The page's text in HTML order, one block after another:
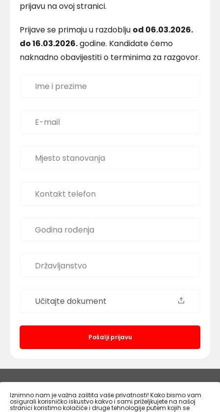
prijavu na ovoj stranici.
Prijave se primaju u razdoblju od 06.03.2026.
do 16.03.2026.godine. Kandidate ćemo
naknadno obavijestiti o terminima za razgovor.
Učitajte dokument
Pošalji prijavu
PLODINE.HR
Iznimno nam je važna zaštita vaše privatnosti! Kako bismo vam
osigurali korisničko iskustvo kakvo i sami priželjkujete na našoj
stranici koristimo kolačiće i druge tehnologije putem kojih se